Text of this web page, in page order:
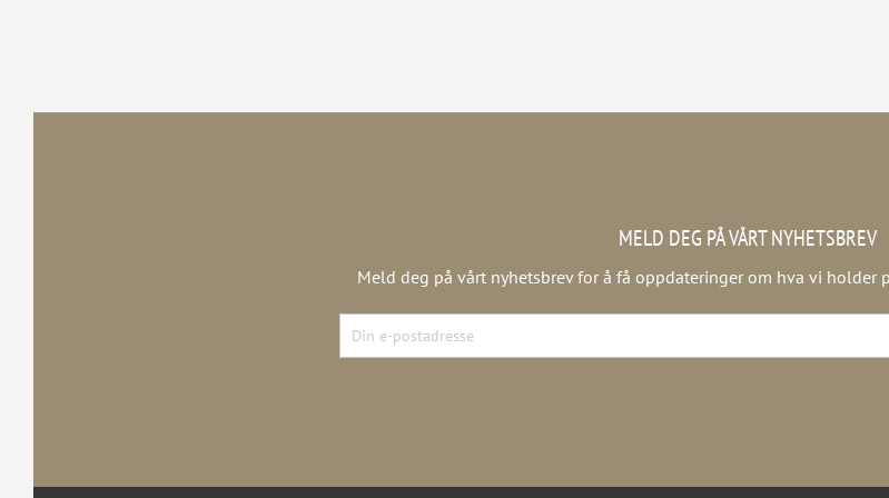
MELD DEG PÅ VÅRT NYHETSBREV
Meld deg på vårt nyhetsbrev for å få oppdateringer om hva vi holder